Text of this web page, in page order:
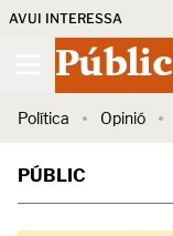
AVUI INTERESSA
Públic
Política Opinió
PÚBLIC